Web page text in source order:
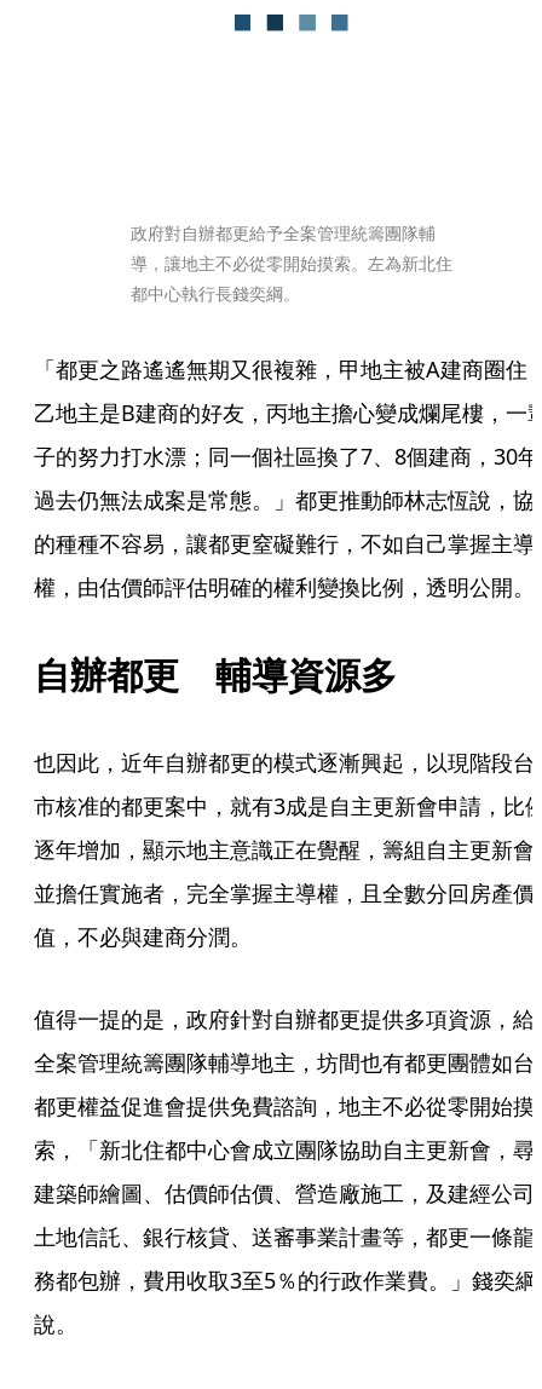
政府對自辦都更給予全案管理統籌團隊輔
導，讓地主不必從零開始摸索。左為新北住
都中心執行長錢奕綱。
「都更之路遙遙無期又很複雜，甲地主被A建商圈住
乙地主是B建商的好友，丙地主擔心變成爛尾樓，一
子的努力打水漂；同一個社區換了7、8個建商，30年
過去仍無法成案是常態。」都更推動師林志恆說，協
的種種不容易，讓都更窒礙難行，不如自己掌握主導
權，由估價師評估明確的權利變換比例，透明公開。
自辦都更　輔導資源多
也因此，近年自辦都更的模式逐漸興起，以現階段台
市核准的都更案中，就有3成是自主更新會申請，比
逐年增加，顯示地主意識正在覺醒，籌組自主更新會
並擔任實施者，完全掌握主導權，且全數分回房產價
值，不必與建商分潤。
值得一提的是，政府針對自辦都更提供多項資源，給
全案管理統籌團隊輔導地主，坊間也有都更團體如台
都更權益促進會提供免費諮詢，地主不必從零開始摸
索，「新北住都中心會成立團隊協助自主更新會，尋
建築師繪圖、估價師估價、營造廠施工，及建經公司
土地信託、銀行核貸、送審事業計畫等，都更一條龍
務都包辦，費用收取3至5％的行政作業費。」錢奕綱
說。